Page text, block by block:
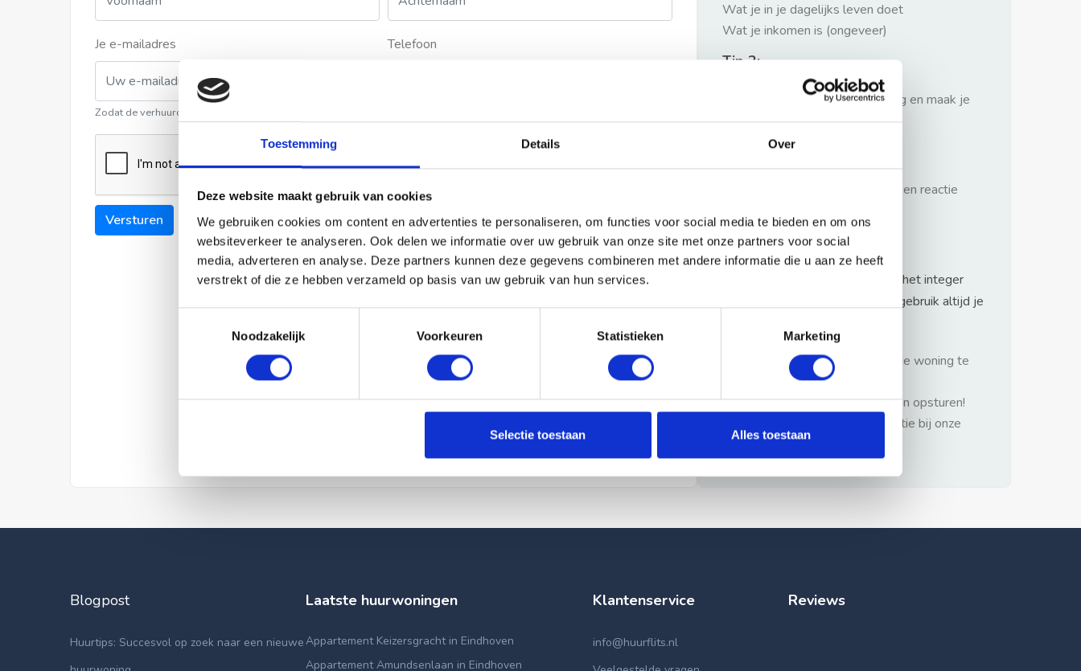
Toestemming Details Over
Deze website maakt gebruik van cookies
We gebruiken cookies om content en advertenties te personaliseren, om functies voor social media te bieden en om ons
websiteverkeer te analyseren. Ook delen we informatie over uw gebruik van onze site met onze partners voor social
media, adverteren en analyse. Deze partners kunnen deze gegevens combineren met andere informatie die u aan ze heeft
verstrekt of die ze hebben verzameld op basis van uw gebruik van hun services.
Noodzakelijk
Voorkeuren Statistieken Marketing
Selectie toestaan Alles toestaan
Je e-mailadres
Zodat de verhuurder contact met u kan opnemen
Telefoon
Versturen
Wat je in je dagelijks leven doet
Wat je inkomen is (ongeveer)
Tip 2:
Wees beleefd, niet te langdradig en maak je
verhaal kort
Wacht niet met reageren. Snel een reactie
Waarschuwing
Huurflits hecht veel waarde aan het integer
handelen van verhuurders maar gebruik altijd je
1: Nooit vooraf betalen zonder de woning te
hebben gezien.
2: Geen persoonlijke documenten opsturen!
3: Meld bij misbruik de advertentie bij onze
klantenservice.
Blogpost
Huurtips: Succesvol op zoek naar een nieuwe
Laatste huurwoningen
Appartement Keizersgracht in Eindhoven
Appartement Amundsenlaan in Eindhoven
Klantenservice
info@huurflits.nl
Reviews